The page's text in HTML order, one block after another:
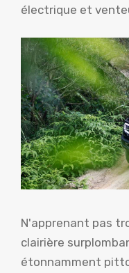
électrique et
N'apprenant pas
clairière
étonnamment